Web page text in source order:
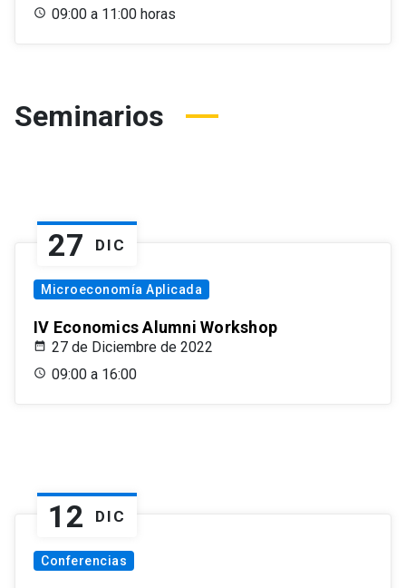
09:00 a 11:00 horas
Seminarios
27 DIC
Microeconomía Aplicada
IV Economics Alumni Workshop
27 de Diciembre de 2022
09:00 a 16:00
12 DIC
Conferencias